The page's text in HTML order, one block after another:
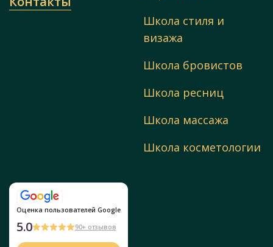
Школа стиля и
визажа
Школа бровистов
Школа ресниц
Школа массажа
Школа косметологии
Оценка пользователей Google
5.0 90+ отзывов